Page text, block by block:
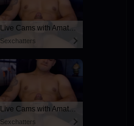
Live Cams with Amateur Men
Sexchatters
Live Cams with Amateur Men
Sexchatters